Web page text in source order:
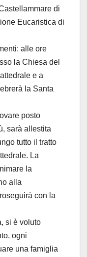
di
Eucaristica di
alle ore
la Chiesa del
e a
la Santa
posto
sarà allestita
tutto il tratto
La
la
alla
con la
si è voluto
ogni
una famiglia